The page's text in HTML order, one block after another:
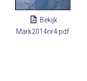
Bekijk
Mark2014nr4.pdf